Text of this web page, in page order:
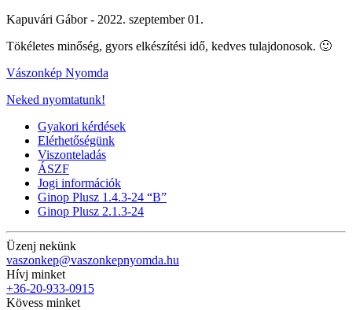
Kapuvári Gábor - 2022. szeptember 01.
Tökéletes minőség, gyors elkészítési idő, kedves tulajdonosok. 🙂
Vászonkép Nyomda
Neked nyomtatunk!
Gyakori kérdések
Elérhetőségünk
Viszonteladás
ÁSZF
Jogi információk
Ginop Plusz 1.4.3-24 “B”
Ginop Plusz 2.1.3-24
Üzenj nekünk
vaszonkep@vaszonkepnyomda.hu
Hívj minket
+36-20-933-0915
Kövess minket